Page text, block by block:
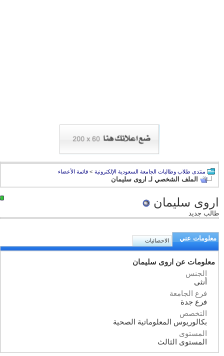
منتدى طلاب وطالبات الجامعة السعودية الإلكترونية > قائمة الأعضاء
الملف الشخصي لـ اروى سليمان
اروى سليمان
طالب جديد
معلومات عني الاحصائيات
معلومات عن اروى سليمان
الجنس
أنثى
فرع الجامعة
فرع جدة
التخصص
بكالوريوس المعلوماتية الصحية
المستوى
المستوى الثالث